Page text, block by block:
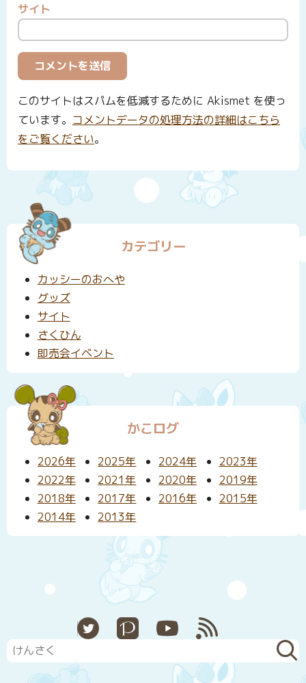
サイト
このサイトはスパムを低減するために Akismet を使っ
ています。 コメントデータの処理方法の詳細はこちら
をご覧ください。
カテゴリー
カッシーのおへや
グッズ
サイト
さくひん
即売会イベント
かこログ
2026年 2025年 2024年
2023年
2022年
2021年 2020年
2019年
2018年
2017年 2016年
2015年
2014年
2013年
Pixiv YouTube